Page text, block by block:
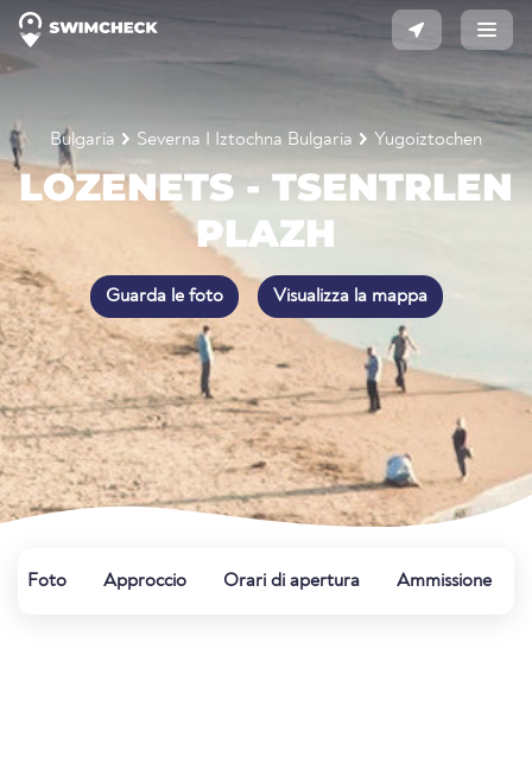
Bulgaria Severna I Iztochna Bulgaria Yugoiztochen
LOZENETS - TSENTRLEN
PLAZH
Guarda le foto Visualizza la mappa
Foto Approccio Orari di apertura Ammissione